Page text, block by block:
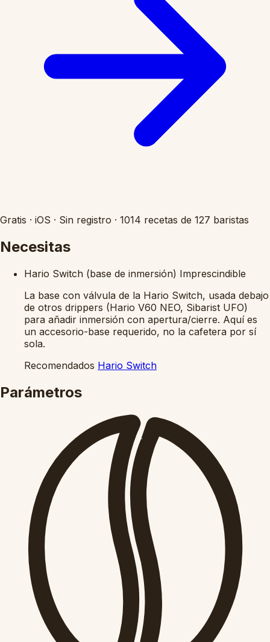
Gratis · iOS · Sin registro · 1014 recetas de 127 baristas
Necesitas
Hario Switch (base de inmersión) Imprescindible
La base con válvula de la Hario Switch, usada debajo
de otros drippers (Hario V60 NEO, Sibarist UFO)
para añadir inmersión con apertura/cierre. Aquí es
un accesorio-base requerido, no la cafetera por sí
sola.
Recomendados Hario Switch
Parámetros